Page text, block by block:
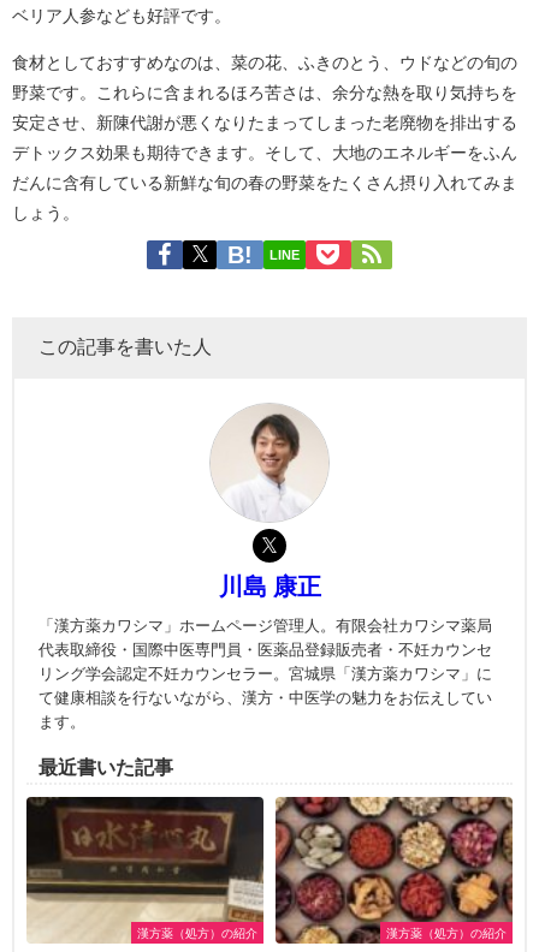
ベリア人参なども好評です。
食材としておすすめなのは、菜の花、ふきのとう、ウドなどの旬の
野菜です。これらに含まれるほろ苦さは、余分な熱を取り気持ちを
安定させ、新陳代謝が悪くなりたまってしまった老廃物を排出する
デトックス効果も期待できます。そして、大地のエネルギーをふん
だんに含有している新鮮な旬の春の野菜をたくさん摂り入れてみま
しょう。
LINE
この記事を書いた人
川島 康正
「漢方薬カワシマ」ホームページ管理人。有限会社カワシマ薬局
代表取締役・国際中医専門員・医薬品登録販売者・不妊カウンセ
リング学会認定不妊カウンセラー。宮城県「漢方薬カワシマ」に
て健康相談を行ないながら、漢方・中医学の魅力をお伝えしてい
ます。
最近書いた記事
漢方薬（処方）の紹介 漢方薬（処方）の紹介